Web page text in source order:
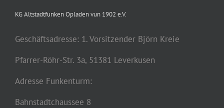
KG Altstadtfunken Opladen vun 1902 e.V.
Geschäftsadresse: 1. Vorsitzender Björn Kreie
Pfarrer-Röhr-Str. 3a, 51381 Leverkusen
Adresse Funkenturm:
Bahnstadtchaussee 8